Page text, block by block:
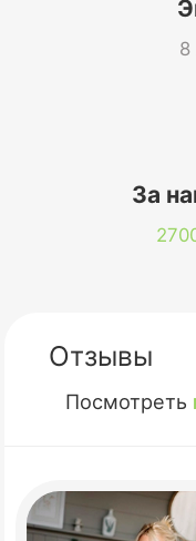
8
За
Отзывы
Посмотреть